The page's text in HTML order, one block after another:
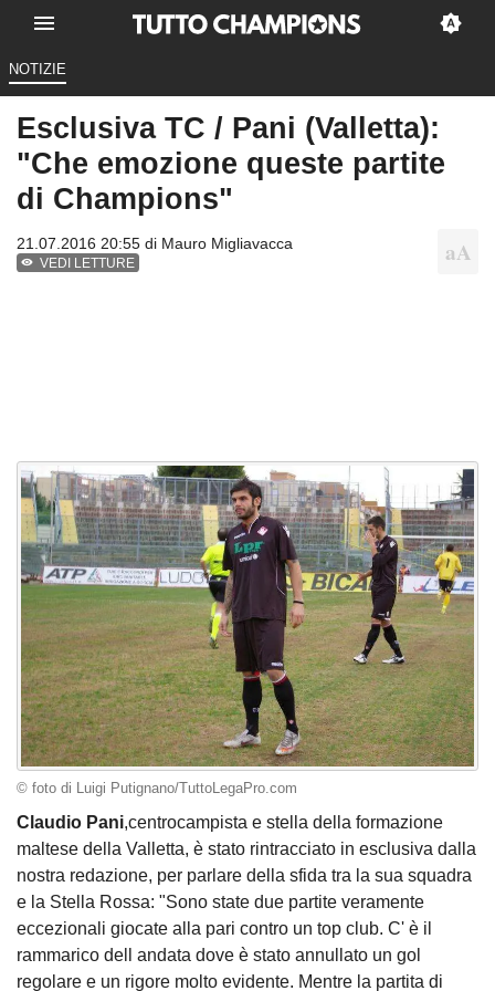
NOTIZIE
Esclusiva TC / Pani (Valletta):
"Che emozione queste partite
di Champions"
21.07.2016 20:55 di Mauro Migliavacca
VEDI LETTURE
© foto di Luigi Putignano/TuttoLegaPro.com
Claudio Pani,centrocampista e stella della formazione
maltese della Valletta, è stato rintracciato in esclusiva dalla
nostra redazione, per parlare della sfida tra la sua squadra
e la Stella Rossa: "Sono state due partite veramente
eccezionali giocate alla pari contro un top club. C' è il
rammarico dell andata dove è stato annullato un gol
regolare e un rigore molto evidente. Mentre la partita di